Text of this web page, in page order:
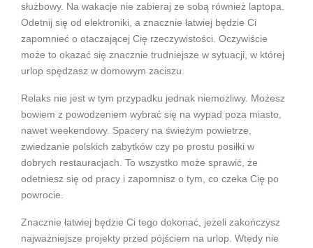
służbowy. Na wakacje nie zabieraj ze sobą również laptopa.
Odetnij się od elektroniki, a znacznie łatwiej będzie Ci
zapomnieć o otaczającej Cię rzeczywistości. Oczywiście
może to okazać się znacznie trudniejsze w sytuacji, w której
urlop spędzasz w domowym zaciszu.
Relaks nie jest w tym przypadku jednak niemożliwy. Możesz
bowiem z powodzeniem wybrać się na wypad poza miasto,
nawet weekendowy. Spacery na świeżym powietrze,
zwiedzanie polskich zabytków czy po prostu posiłki w
dobrych restauracjach. To wszystko może sprawić, że
odetniesz się od pracy i zapomnisz o tym, co czeka Cię po
powrocie.
Znacznie łatwiej będzie Ci tego dokonać, jeżeli zakończysz
najważniejsze projekty przed pójściem na urlop. Wtedy nie